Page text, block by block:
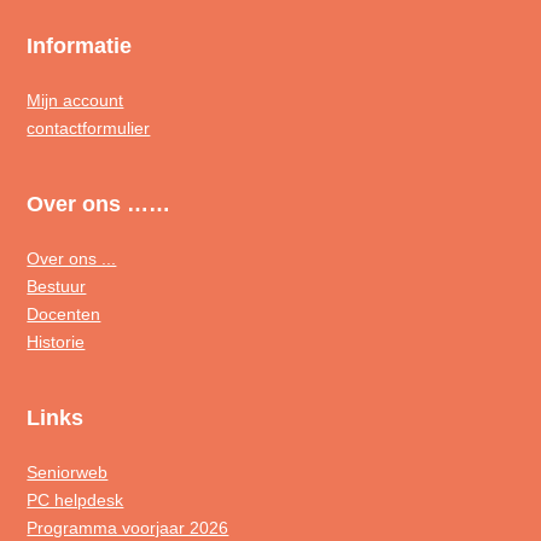
Informatie
Mijn account
contactformulier
Over ons ……
Over ons ...
Bestuur
Docenten
Historie
Links
Seniorweb
PC helpdesk
Programma voorjaar 2026